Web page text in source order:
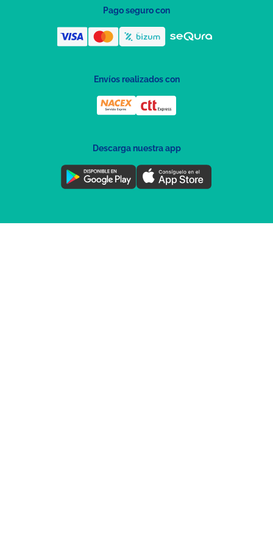
Pago seguro con
Envíos realizados con
Descarga nuestra app